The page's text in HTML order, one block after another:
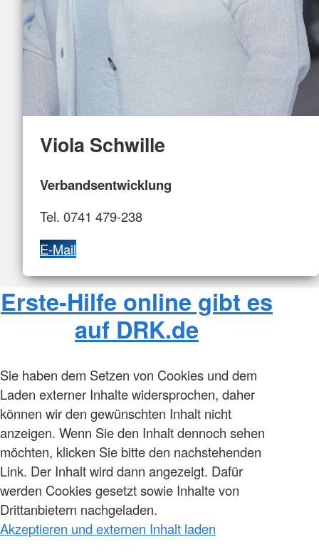
Viola Schwille
Verbandsentwicklung
Tel. 0741 479-238
E-Mail
Erste-Hilfe online gibt es
auf DRK.de
Sie haben dem Setzen von Cookies und dem
Laden externer Inhalte widersprochen, daher
können wir den gewünschten Inhalt nicht
anzeigen. Wenn Sie den Inhalt dennoch sehen
möchten, klicken Sie bitte den nachstehenden
Link. Der Inhalt wird dann angezeigt. Dafür
werden Cookies gesetzt sowie Inhalte von
Drittanbietern nachgeladen.
Akzeptieren und externen Inhalt laden